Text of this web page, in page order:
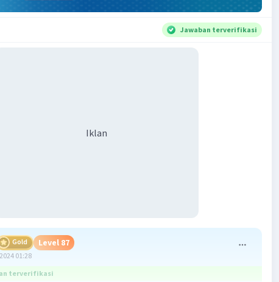
Jawaban terverifikasi
Iklan
Gold Level 87
01:28
terverifikasi